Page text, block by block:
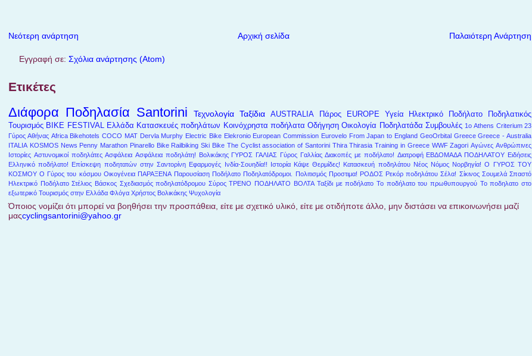
Νεότερη ανάρτηση Παλαιότερη Ανάρτηση
Αρχική σελίδα
Εγγραφή σε: Σχόλια ανάρτησης (Atom)
Ετικέτες
Διάφορα Ποδηλασία Santorini Τεχνολογία Ταξίδια AUSTRALIA Πάρος EUROPE Υγεία Ηλεκτρικό Ποδήλατο
Ποδηλατικός
Τουρισμός BIKE FESTIVAL Ελλάδα Κατασκευές ποδηλάτων Κοινόχρηστα ποδήλατα Οδήγηση Οικολογία Ποδηλατάδα Συμβουλές 1ο Athens Criterium 23
Γύρος Αθήνας Africa Bikehotels COCO MAT Dervla Murphy Electric Bike Elekronio European Commission Eurovelo From Japan to England GeoOrbital Greece Greece - Australia
ITALIA KOSMOS News Penny Marathon Pinarello Bike Railbiking Ski Bike The Cyclist association of Santorini Thira Thirasia Training in Greece WWF Zagori Αγώνες Ανθρώπινες
Ιστορίες Αστυνομικοί ποδηλάτες Ασφάλεια Ασφάλεια ποδηλάτη! Βολικάκης ΓΥΡΟΣ ΓΑΛΙΑΣ Γύρος Γαλλίας Διακοπές με ποδήλατο! Διατροφή ΕΒΔΟΜΑΔΑ ΠΟΔΗΛΑΤΟΥ Ειδήσεις
Ελληνικό ποδήλατο! Επίσκεψη ποδητατών στην Σαντορίνη Εφαρμογές Ινδία-Σουηδία!! Ιστορία Κάψε Θερμίδες! Κατασκευή ποδηλάτου Νέος Νόμος Νορβηγία! Ο ΓΥΡΟΣ ΤΟΥ
ΚΟΣΜΟΥ Ο Γύρος του κόσμου Οικογένεια ΠΑΡΑΞΕΝΑ Παρουσίαση Ποδήλατο Ποδηλατόδρομοι. Πολιτισμός Προστιμα! ΡΟΔΟΣ Ρεκόρ ποδηλάτου Σέλα! Σίκινος Σουμελά Σπαστό
Ηλεκτρικό Ποδήλατο Στέλιος Βάσκος Σχεδιασμός ποδηλατόδρομου Σύρος ΤΡΕΝΟ ΠΟΔΗΛΑΤΟ ΒΟΛΤΑ Ταξίδι με ποδήλατο Το ποδήλατο του πρωθυπουργού Το ποδηλατο στο
εξωτερικό Τουρισμός στην Ελλάδα Φλόγα Χρήστος Βολικάκης Ψυχολογία
Όποιος νομίζει ότι μπορεί να βοηθήσει την προσπάθεια, είτε με σχετικό υλικό, είτε με οτιδήποτε άλλο, μην διστάσει να επικοινωνήσει μαζί
μαςcyclingsantorini@yahoo.gr